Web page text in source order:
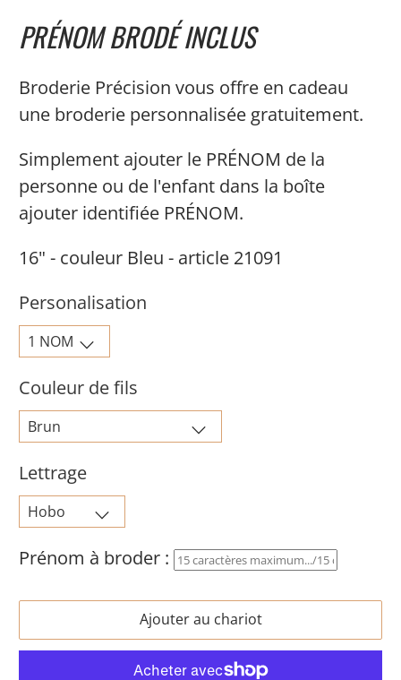
PRÉNOM BRODÉ INCLUS
Broderie Précision vous offre en cadeau
une broderie personnalisée gratuitement.
Simplement ajouter le PRÉNOM de la
personne ou de l'enfant dans la boîte
ajouter identifiée PRÉNOM.
16" - couleur Bleu - article 21091
Personalisation
Couleur de fils
Lettrage
Prénom à broder :
Ajouter au chariot